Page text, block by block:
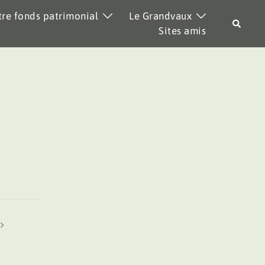
fonds patrimonial
Le Grandvaux
Sites amis